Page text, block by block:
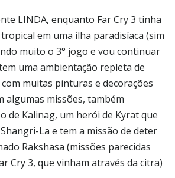
LINDA, enquanto Far Cry 3 tinha
em uma ilha paradisíaca (sim
muito o 3° jogo e vou continuar
uma ambientação repleta de
muitas pinturas e decorações
algumas missões, também
de Kalinag, um herói de Kyrat que
La e tem a missão de deter
Rakshasa (missões parecidas
Cry 3, que vinham através da citra)